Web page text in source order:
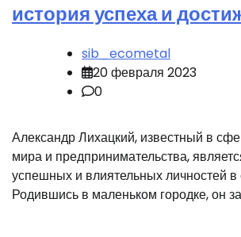
история успеха и
sib_ecometal
20 февраля 2023
0
Александр Лихацкий, известный в
мира и предпринимательства,
успешных и влиятельных личностей в
Родившись в маленьком городке, он